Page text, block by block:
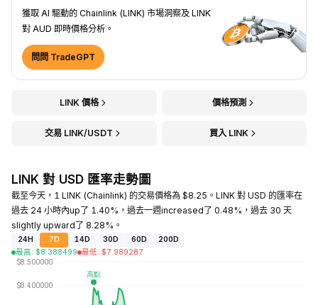
獲取 AI 驅動的 Chainlink (LINK) 市場洞察及 LINK
對 AUD 即時價格分析。
問問 TradeGPT
LINK 價格 價格預測
交易 LINK/USDT 買入 LINK
LINK 對 USD 匯率走勢圖
截至今天，1 LINK (Chainlink) 的交易價格為 $8.25。LINK 對 USD 的匯率在
過去 24 小時內up了 1.40%，過去一週increased了 0.48%，過去 30 天
slightly upward了 8.28%。
24H 7D 14D 30D 60D
200D
最高: $8.388499 最低: $7.989287